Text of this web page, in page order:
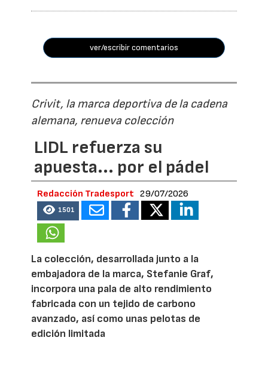
ver/escribir comentarios
Crivit, la marca deportiva de la cadena
alemana, renueva colección
LIDL refuerza su
apuesta... por el pádel
Redacción Tradesport 29/07/2026
1501
La colección, desarrollada junto a la
embajadora de la marca, Stefanie Graf,
incorpora una pala de alto rendimiento
fabricada con un tejido de carbono
avanzado, así como unas pelotas de
edición limitada